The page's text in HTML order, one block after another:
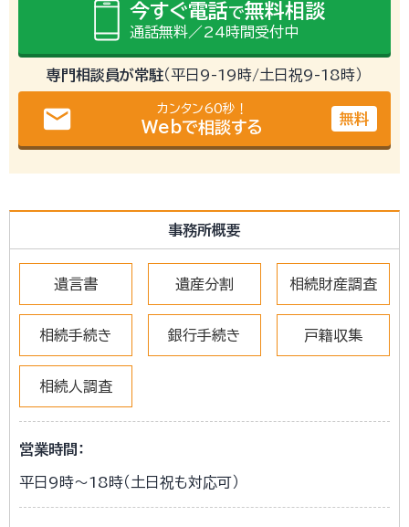
今すぐ電話で無料相談
通話無料／24時間受付中
専門相談員が常駐（平日9-19時/土日祝9-18時）
email カンタン60秒！
Webで相談する 無料
事務所概要
遺言書 遺産分割 相続財産調査
相続手続き 銀行手続き 戸籍収集
相続人調査
営業時間：
平日9時～18時（土日祝も対応可）